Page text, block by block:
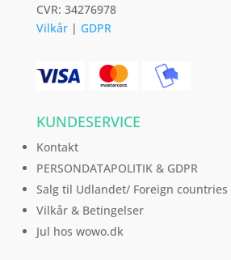
CVR: 34276978
Vilkår| GDPR
KUNDESERVICE
Kontakt
PERSONDATAPOLITIK & GDPR
Salg til Udlandet/ Foreign countries
Vilkår & Betingelser
Jul hos wowo.dk